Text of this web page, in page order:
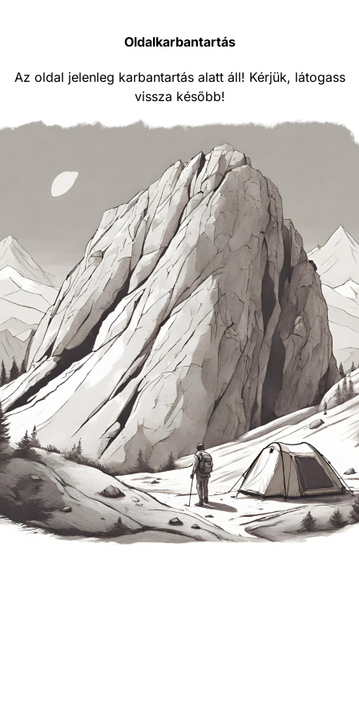
Oldalkarbantartás
Az oldal jelenleg karbantartás alatt áll! Kérjük, látogass
vissza később!